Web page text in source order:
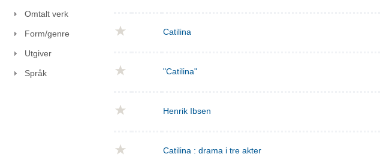
Omtalt verk
Form/genre
Utgiver
Språk
Catilina
"Catilina"
Henrik Ibsen
Catilina : drama i tre akter